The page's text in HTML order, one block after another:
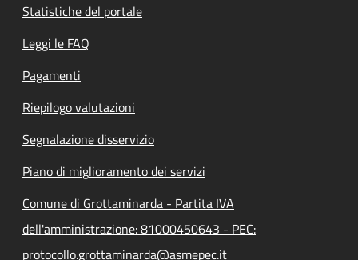
Statistiche del portale
Leggi le FAQ
Pagamenti
Riepilogo valutazioni
Segnalazione disservizio
Piano di miglioramento dei servizi
Comune di Grottaminarda - Partita IVA
dell'amministrazione: 81000450643 - PEC:
protocollo.grottaminarda@asmepec.it